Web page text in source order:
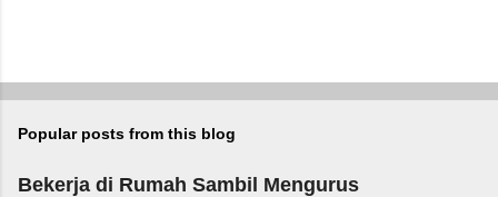
Popular posts from this blog
Bekerja di Rumah Sambil Mengurus